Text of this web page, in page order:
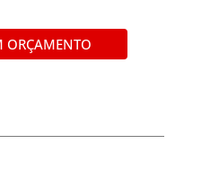
ORÇAMENTO